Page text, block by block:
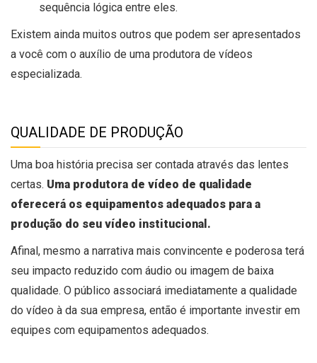
sequência lógica entre eles.
Existem ainda muitos outros que podem ser apresentados
a você com o auxílio de uma produtora de vídeos
especializada.
QUALIDADE DE PRODUÇÃO
Uma boa história precisa ser contada através das lentes
certas. Uma produtora de vídeo de qualidade
oferecerá os equipamentos adequados para a
produção do seu vídeo institucional.
Afinal, mesmo a narrativa mais convincente e poderosa terá
seu impacto reduzido com áudio ou imagem de baixa
qualidade. O público associará imediatamente a qualidade
do vídeo à da sua empresa, então é importante investir em
equipes com equipamentos adequados.